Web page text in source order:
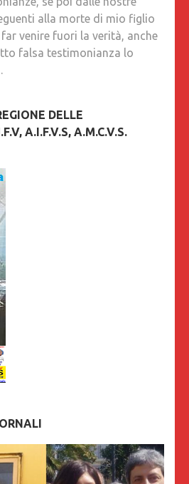
alla morte di mio figlio
venire fuori la verità, anche
falsa testimonianza lo
DELLE
A.I.F.V.S, A.M.C.V.S.